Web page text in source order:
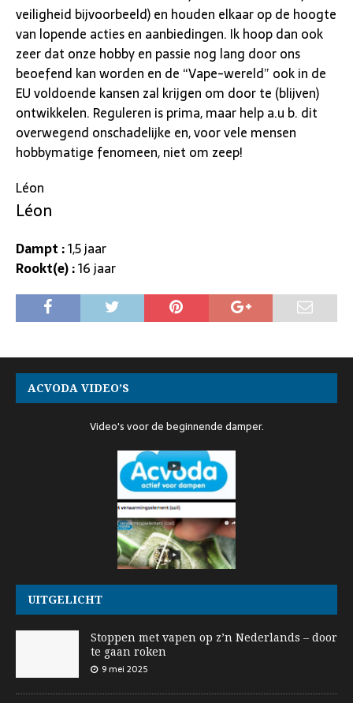
veiligheid bijvoorbeeld) en houden elkaar op de hoogte
van lopende acties en aanbiedingen. Ik hoop dan ook
zeer dat onze hobby en passie nog lang door ons
beoefend kan worden en de “Vape-wereld” ook in de
EU voldoende kansen zal krijgen om door te (blijven)
ontwikkelen. Reguleren is prima, maar help a.u b. dit
overwegend onschadelijke en, voor vele mensen
hobbymatige fenomeen, niet om zeep!
Léon
Léon
Dampt :1,5 jaar
Rookt(e) :16 jaar
ACVODA VIDEO’S
Video's voor de beginnende damper.
UITGELICHT
Stoppen met vapen op z’n Nederlands – door
te gaan roken
9 mei 2025